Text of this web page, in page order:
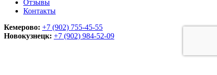
Отзывы
Контакты
Кемерово: +7 (902) 755-45-55
Новокузнецк: +7 (902) 984-52-09